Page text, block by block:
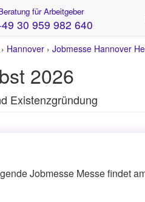
für Arbeitgeber
30 959 982 640
› Hannover › Jobmesse Hannover
2026
Existenzgründung
Jobmesse Messe findet